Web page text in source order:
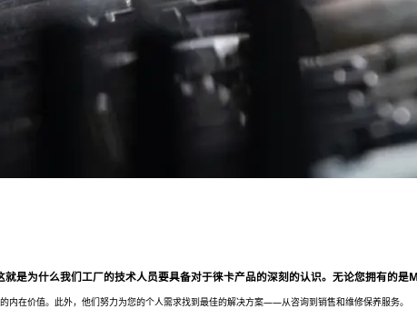
是为什么我们工厂的技术人员要具备对于徕卡产品的深刻的认识。无论您拥有的是
内在价值。此外，他们努力为您的个人需求找到最佳的解决方案——从咨询到销售和维修保养服务。